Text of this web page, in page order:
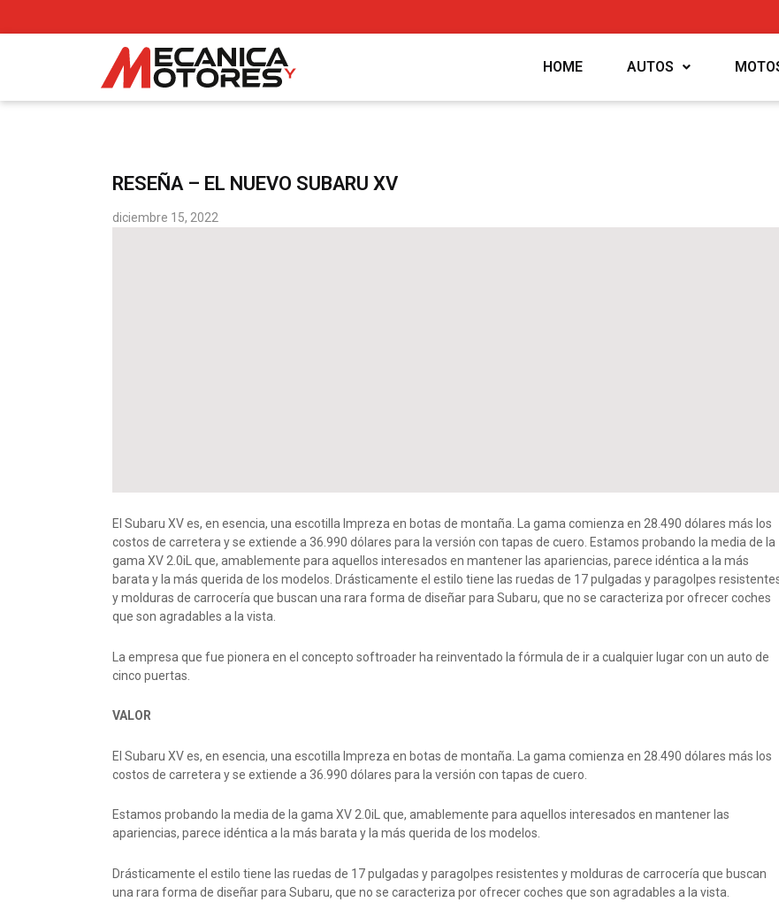
HOME AUTOS
RESEÑA – EL NUEVO SUBARU XV
diciembre 15, 2022
El Subaru XV es, en esencia, una escotilla Impreza en botas de montaña. La gama comienza en 28.490 dólares más los
costos de carretera y se extiende a 36.990 dólares para la versión con tapas de cuero. Estamos probando la media de la
gama XV 2.0iL que, amablemente para aquellos interesados ​​en mantener las apariencias, parece idéntica a la más
barata y la más querida de los modelos. Drásticamente el estilo tiene las ruedas de 17 pulgadas y paragolpes
y molduras de carrocería que buscan una rara forma de diseñar para Subaru, que no se caracteriza por ofrecer coches
que son agradables a la vista.
La empresa que fue pionera en el concepto softroader ha reinventado la fórmula de ir a cualquier lugar con un auto de
cinco puertas.
VALOR
El Subaru XV es, en esencia, una escotilla Impreza en botas de montaña. La gama comienza en 28.490 dólares más los
costos de carretera y se extiende a 36.990 dólares para la versión con tapas de cuero.
Estamos probando la media de la gama XV 2.0iL que, amablemente para aquellos interesados ​​en mantener las
apariencias, parece idéntica a la más barata y la más querida de los modelos.
Drásticamente el estilo tiene las ruedas de 17 pulgadas y paragolpes resistentes y molduras de carrocería que buscan
una rara forma de diseñar para Subaru, que no se caracteriza por ofrecer coches que son agradables a la vista.